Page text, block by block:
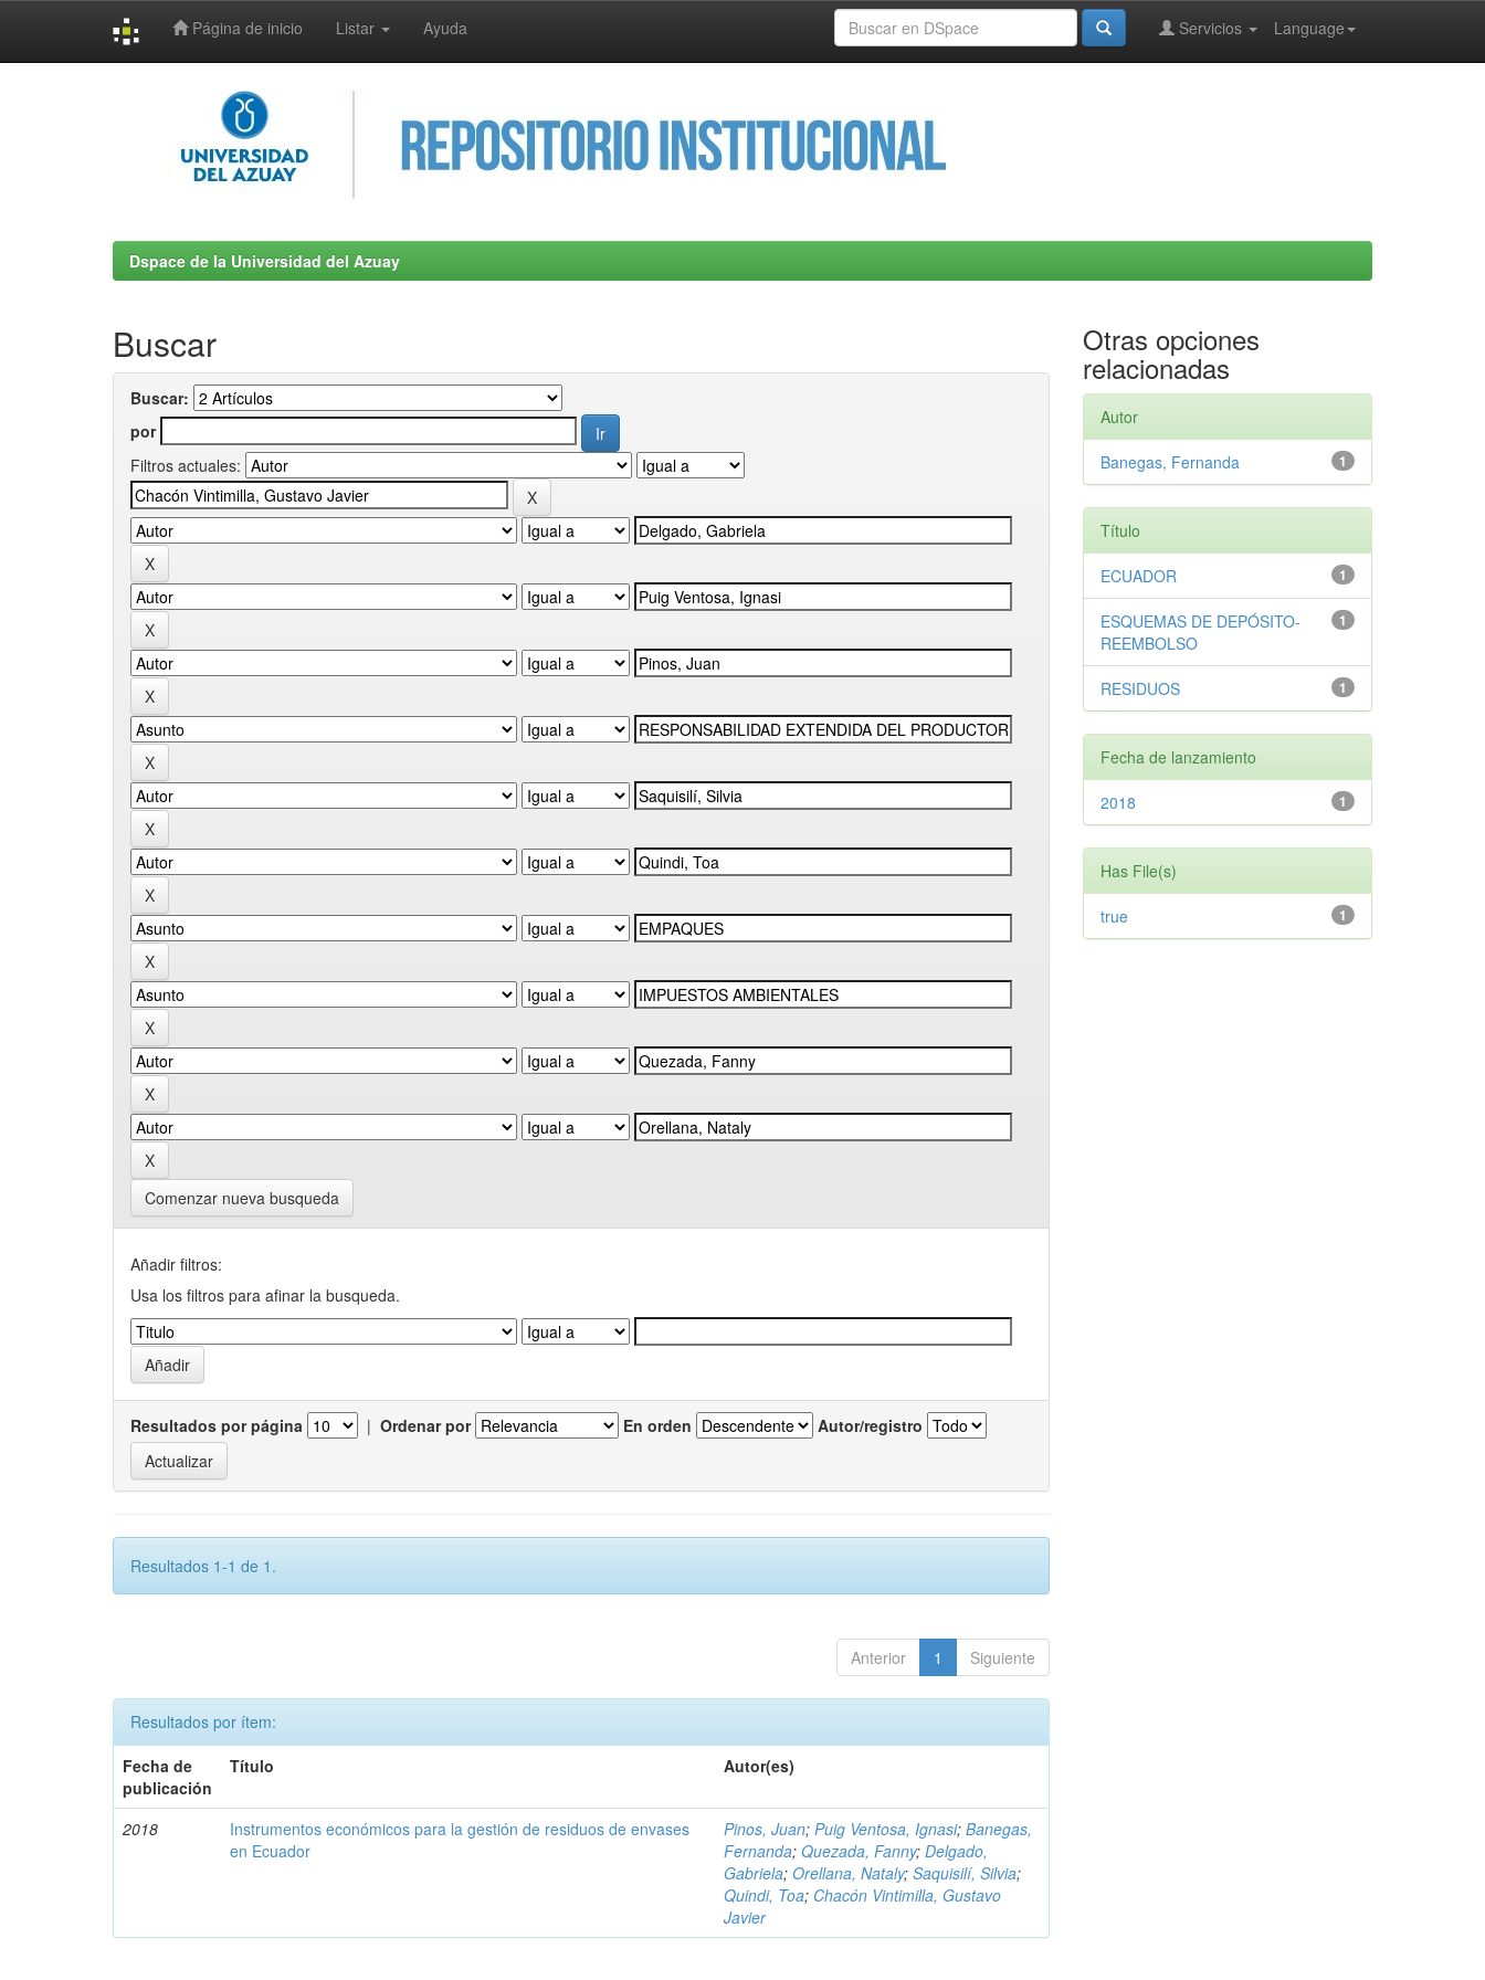
Página de inicio Listar Ayuda Language
Servicios
Dspace de la Universidad del Azuay
Buscar
Buscar:
por
Filtros actuales:
Comenzar nueva busqueda
Añadir filtros:
Usa los filtros para afinar la busqueda.
Resultados por página | Ordenar por En orden Autor/registro
Resultados 1-1 de 1.
Anterior 1 Siguiente
Resultados por ítem:
Fecha de
publicación
Título Autor(es)
2018
Instrumentos económicos para la gestión de residuos de envases
en Ecuador
Pinos, Juan;Puig Ventosa, Ignasi;Banegas,
Fernanda;Quezada, Fanny;Delgado,
Gabriela;Orellana, Nataly;Saquisilí, Silvia;
Quindi, Toa; Chacón Vintimilla, Gustavo
Javier
Otras opciones
relacionadas
Autor
1
Banegas, Fernanda
Título
1
ECUADOR
1
ESQUEMAS DE DEPÓSITO-
REEMBOLSO
1
RESIDUOS
Fecha de lanzamiento
1
2018
Has File(s)
1
true